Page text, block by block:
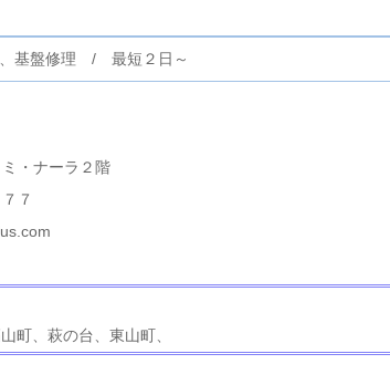
、基盤修理 / 最短２日～
・ナーラ２階
７
町、萩の台、東山町、